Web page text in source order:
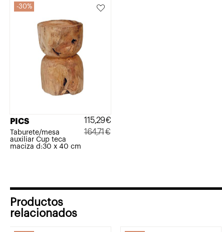
30%
PICS
Taburete/mesa
auxiliar Cup teca
maciza d:30 x 40 cm
164,71€
115,29€
Productos
relacionados